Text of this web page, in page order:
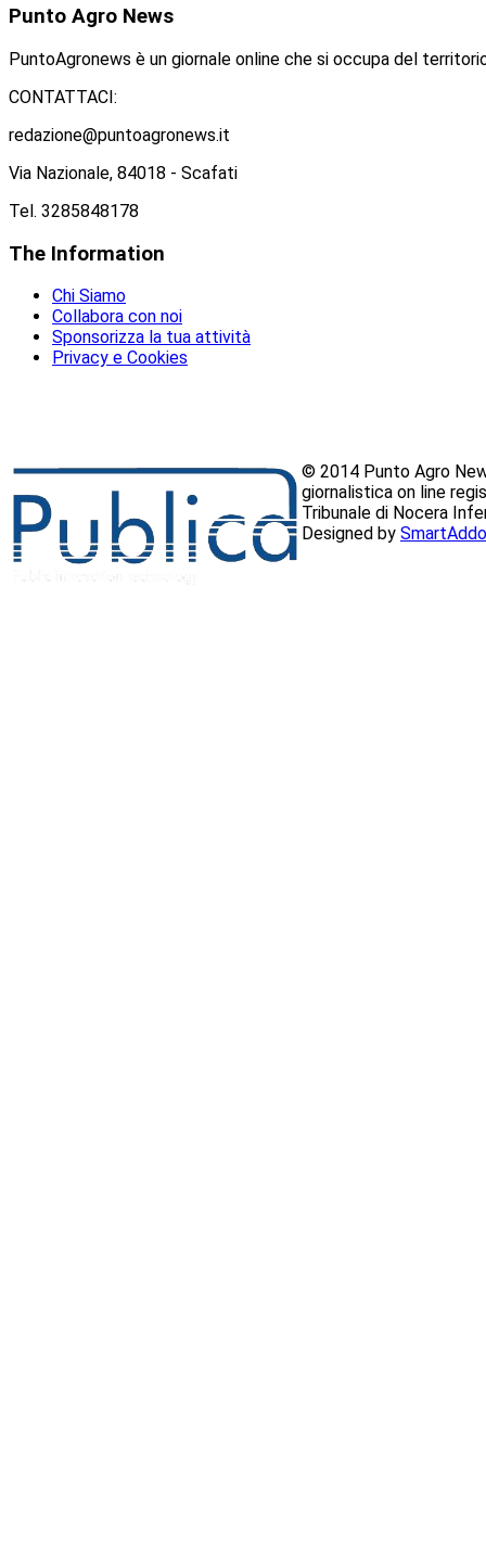
Punto Agro News
PuntoAgronews è un giornale online che si occupa del
CONTATTACI:
redazione@puntoagronews.it
Via Nazionale, 84018 - Scafati
Tel. 3285848178
The Information
Chi Siamo
Collabora con noi
Sponsorizza la tua attività
Privacy e Cookies
© 2014 Punto Agro
giornalistica on line
Tribunale di Nocera
Designed by